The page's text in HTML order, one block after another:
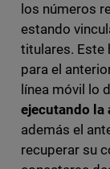
los números
estando
titulares. Este
para el
línea móvil lo
ejecutando
además el
recuperar su